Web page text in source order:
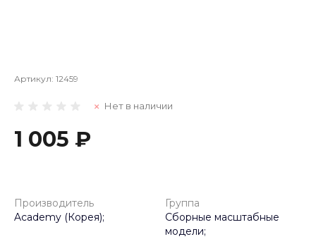
Артикул: 12459
Нет в наличии
1 005 ₽
Производитель
Academy (Корея);
Группа
Сборные масштабные
модели;